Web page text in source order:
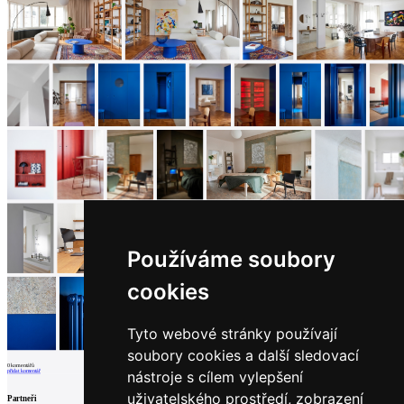
Používáme soubory
cookies
Tyto webové stránky používají
soubory cookies a další sledovací
nástroje s cílem vylepšení
uživatelského prostředí, zobrazení
0komentářů
přidat komentář
Partneři